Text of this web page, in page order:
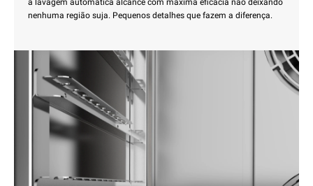
a lavagem automática alcance com máxima eficácia não deixando
nenhuma região suja. Pequenos detalhes que fazem a diferença.